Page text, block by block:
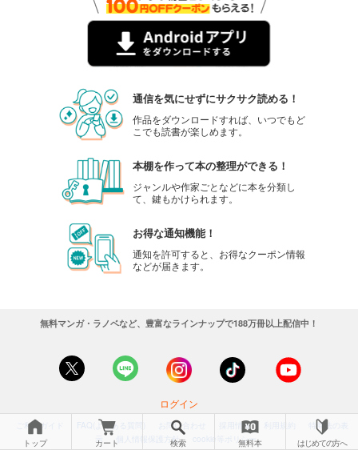
通信を気にせずにサクサク読める！
作品をダウンロードすれば、いつでもど
こでも読書が楽しめます。
本棚を作って本の整理ができる！
ジャンルや作家ごとなどに本を分類し
て、鍵もかけられます。
お得な通知機能！
通知を許可すると、お得なクーポン情報
などが届きます。
無料マンガ・ラノベなど、豊富なラインナップで188万冊以上配信中！
ログイン
ご利用ガイド FAQ(よくある質問) お問い合わせ 採用情報
特商法の表
示
個人情報保護方針 cookie等ポリシー
トップ カート 検索 無料本 はじめての方へ